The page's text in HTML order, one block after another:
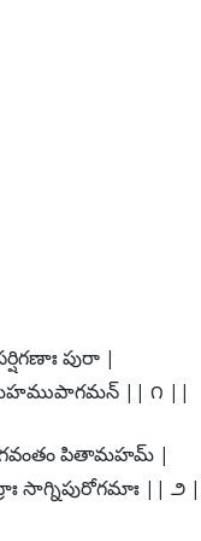
పురా |
|| ౧ ||
పితామహమ్ |
సాగ్నిపురోగమాః || ౨